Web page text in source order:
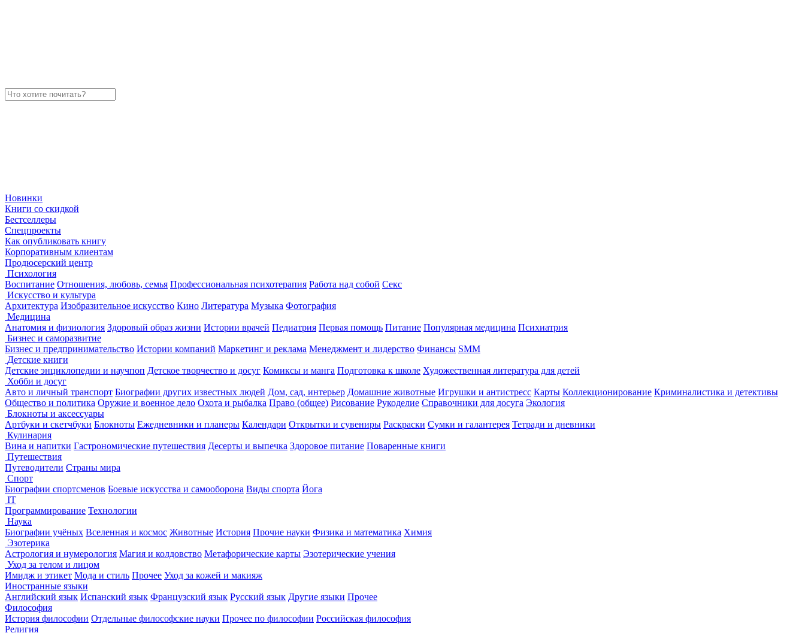
Новинки
Книги со скидкой
Бестселлеры
Спецпроекты
Как опубликовать книгу
Корпоративным клиентам
Продюсерский центр
Психология
Воспитание Отношения, любовь, семья Профессиональная психотерапия Работа над собой Секс
Искусство и культура
Архитектура Изобразительное искусство Кино Литература Музыка Фотография
Медицина
Анатомия и физиология Здоровый образ жизни Истории врачей Педиатрия Первая помощь Питание Популярная медицина Психиатрия
Бизнес и саморазвитие
Бизнес и предпринимательство Истории компаний Маркетинг и реклама Менеджмент и лидерство Финансы SMM
Детские книги
Детские энциклопедии и научпоп Детское творчество и досуг Комиксы и манга Подготовка к школе Художественная литература для детей
Хобби и досуг
Авто и личный транспорт Биографии других известных людей Дом, сад, интерьер Домашние животные Игрушки и антистресс Карты Коллекционирование Криминалистика и детективы
Общество и политика Оружие и военное дело Охота и рыбалка Право (общее) Рисование Рукоделие Справочники для досуга Экология
Блокноты и аксессуары
Артбуки и скетчбуки Блокноты Ежедневники и планеры Календари Открытки и сувениры Раскраски Сумки и галантерея Тетради и дневники
Кулинария
Вина и напитки Гастрономические путешествия Десерты и выпечка Здоровое питание Поваренные книги
Путешествия
Путеводители Страны мира
Спорт
Биографии спортсменов Боевые искусства и самооборона Виды спорта Йога
IT
Программирование Технологии
Наука
Биографии учёных Вселенная и космос Животные История Прочие науки Физика и математика Химия
Эзотерика
Астрология и нумерология Магия и колдовство Метафорические карты Эзотерические учения
Уход за телом и лицом
Имидж и этикет Мода и стиль Прочее Уход за кожей и макияж
Иностранные языки
Английский язык Испанский язык Французский язык Русский язык Другие языки Прочее
Философия
История философии Отдельные философские науки Прочее по философии Российская философия
Религия